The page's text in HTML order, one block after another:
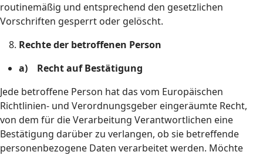
routinemäßig und entsprechend den gesetzlichen
Vorschriften gesperrt oder gelöscht.
Rechte der betroffenen Person
a) Recht auf Bestätigung
Jede betroffene Person hat das vom Europäischen
Richtlinien- und Verordnungsgeber eingeräumte Recht,
von dem für die Verarbeitung Verantwortlichen eine
Bestätigung darüber zu verlangen, ob sie betreffende
personenbezogene Daten verarbeitet werden. Möchte